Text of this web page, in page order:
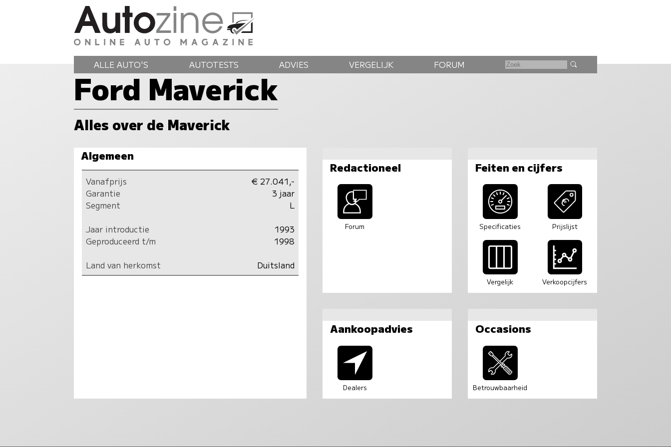
ALLE AUTO'S AUTOTESTS ADVIES VERGELIJK FORUM
Ford Maverick
Alles over de Maverick
Algemeen
Vanafprijs
€ 27.041,-
Garantie
3 jaar
Segment
L
Jaar introductie
1993
Geproduceerd t/m
1998
Land van herkomst
Duitsland
Redactioneel
Forum
Feiten en cijfers
Specificaties Prijslijst
Vergelijk Verkoopcijfers
Aankoopadvies
Dealers
Occasions
Betrouwbaarheid